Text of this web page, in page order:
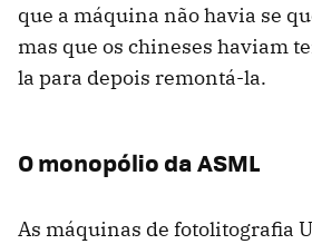
que a máquina não havia se
mas que os chineses haviam
la para depois remontá-la.
O monopólio da ASML
As máquinas de fotolitografia